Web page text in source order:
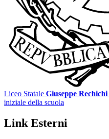
Liceo Statale Giuseppe Rechichi
iniziale della scuola
Link Esterni